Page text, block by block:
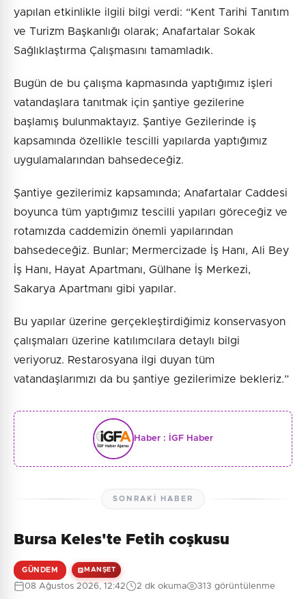
yapılan etkinlikle ilgili bilgi verdi: “Kent Tarihi Tanıtım
ve Turizm Başkanlığı olarak; Anafartalar Sokak
Sağlıklaştırma Çalışmasını tamamladık.
Bugün de bu çalışma kapmasında yaptığımız işleri
vatandaşlara tanıtmak için şantiye gezilerine
başlamış bulunmaktayız. Şantiye Gezilerinde iş
kapsamında özellikle tescilli yapılarda yaptığımız
uygulamalarından bahsedeceğiz.
Şantiye gezilerimiz kapsamında; Anafartalar Caddesi
boyunca tüm yaptığımız tescilli yapıları göreceğiz ve
rotamızda caddemizin önemli yapılarından
bahsedeceğiz. Bunlar; Mermercizade İş Hanı, Ali Bey
İş Hanı, Hayat Apartmanı, Gülhane İş Merkezi,
Sakarya Apartmanı gibi yapılar.
Bu yapılar üzerine gerçekleştirdiğimiz konservasyon
çalışmaları üzerine katılımcılara detaylı bilgi
veriyoruz. Restarosyana ilgi duyan tüm
vatandaşlarımızı da bu şantiye gezilerimize bekleriz.”
Haber : İGF Haber
SONRAKI HABER
Bursa Keles'te Fetih coşkusu
GÜNDEM MANŞET
08 Ağustos 2026, 12:42 2 dk okuma 313 görüntülenme